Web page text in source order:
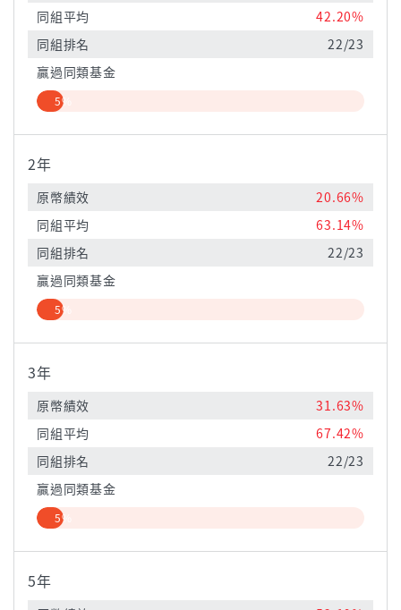
同組平均
42.20%
同組排名
22/23
贏過同類基金
5%
2年
原幣績效
20.66%
同組平均
63.14%
同組排名
22/23
贏過同類基金
5%
3年
原幣績效
31.63%
同組平均
67.42%
同組排名
22/23
贏過同類基金
5%
5年